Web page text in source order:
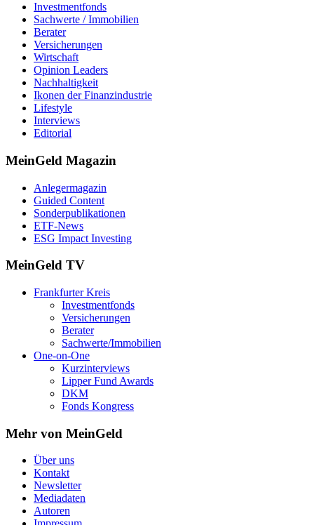
Investmentfonds
Sachwerte / Immobilien
Berater
Versicherungen
Wirtschaft
Opinion Leaders
Nachhaltigkeit
Ikonen der Finanzindustrie
Lifestyle
Interviews
Editorial
MeinGeld Magazin
Anlegermagazin
Guided Content
Sonderpublikationen
ETF-News
ESG Impact Investing
MeinGeld TV
Frankfurter Kreis
Investmentfonds
Versicherungen
Berater
Sachwerte/Immobilien
One-on-One
Kurzinterviews
Lipper Fund Awards
DKM
Fonds Kongress
Mehr von MeinGeld
Über uns
Kontakt
Newsletter
Mediadaten
Autoren